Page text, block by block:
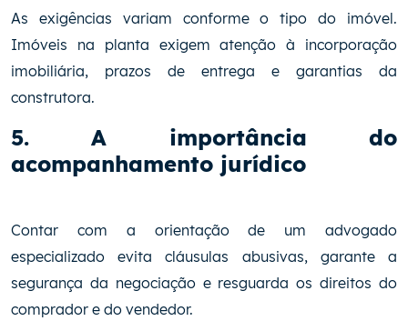
As exigências variam conforme o tipo do imóvel.
Imóveis na planta exigem atenção à incorporação
imobiliária, prazos de entrega e garantias da
construtora.
5. A importância do
acompanhamento jurídico
Contar com a orientação de um advogado
especializado evita cláusulas abusivas, garante a
segurança da negociação e resguarda os direitos do
comprador e do vendedor.